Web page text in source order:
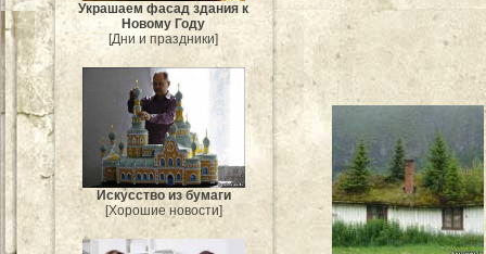
Украшаем фасад здания к
Новому Году
[Дни и праздники]
Искусство из бумаги
[Хорошие новости]